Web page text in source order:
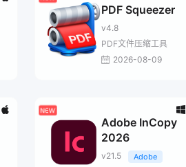
PDF Squeezer
v4.8
PDF文件压缩工具
2026-08-09
Adobe InCopy
2026
v21.5 Adobe